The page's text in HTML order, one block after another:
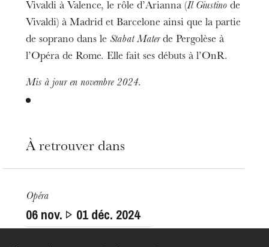
Vivaldi à Valence, le rôle d’Arianna (Il Giustino de
Vivaldi) à Madrid et Barcelone ainsi que la partie
de soprano dans le Stabat Materde Pergolèse à
l’Opéra de Rome. Elle fait ses débuts à l’OnR.
Mis à jour en novembre 2024.
À retrouver dans
Opéra
06 nov. 01 déc. 2024